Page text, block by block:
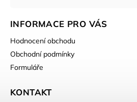
INFORMACE PRO VÁS
Hodnocení obchodu
Obchodní podmínky
Formuláře
KONTAKT